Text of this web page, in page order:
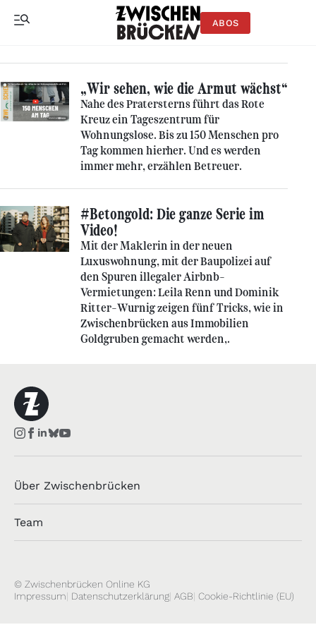
ABOS
„Wir sehen, wie die Armut wächst“
Nahe des Pratersterns führt das Rote
Kreuz ein Tageszentrum für
Wohnungslose. Bis zu 150 Menschen pro
Tag kommen hierher. Und es werden
immer mehr, erzählen Betreuer.
#Betongold: Die ganze Serie im
Video!
Mit der Maklerin in der neuen
Luxuswohnung, mit der Baupolizei auf
den Spuren illegaler Airbnb-
Vermietungen: Leila Renn und Dominik
Ritter-Wurnig zeigen fünf Tricks, wie in
Zwischenbrücken aus Immobilien
Goldgruben gemacht werden,.
Über Zwischenbrücken
Team
© Zwischenbrücken Online KG
Impressum Datenschutzerklärung AGB Cookie-Richtlinie (EU)